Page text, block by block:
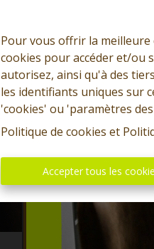
Pour vous offrir la meilleure
cookies pour accéder et/ou
autorisez, ainsi qu'à des
les identifiants uniques sur
'cookies' ou 'paramètres
Politique de cookies et
Accepter tous les